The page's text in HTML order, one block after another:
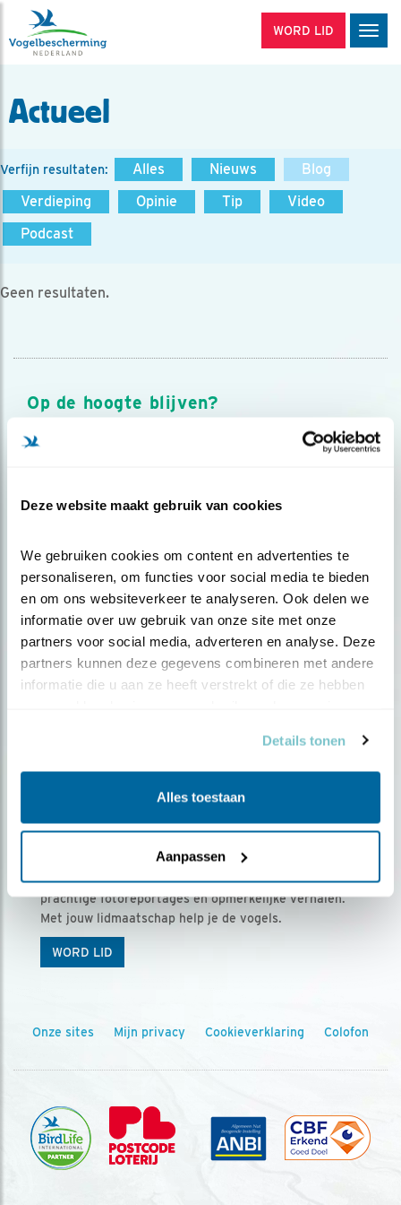
Deze website maakt gebruik van cookies
We gebruiken cookies om content en advertenties te
personaliseren, om functies voor social media te bieden
en om ons websiteverkeer te analyseren. Ook delen we
informatie over uw gebruik van onze site met onze
partners voor social media, adverteren en analyse. Deze
partners kunnen deze gegevens combineren met andere
informatie die u aan ze heeft verstrekt of die ze hebben
Details tonen
Alles toestaan
Aanpassen
WORD LID
Actueel
Verfijn resultaten: Alles Nieuws
Blog
Verdieping
Opinie Tip
Video
Podcast
Geen resultaten.
Op de hoogte blijven?
Meld je aan en ontvang nieuws, inspiratie, acties en tips
over vogels en activiteiten van Vogelbescherming.
Ontvang 5 x Vogels voor € 36,00 per jaar
Vogels is het tijdschrift voor onze leden, met
prachtige fotoreportages en opmerkelijke verhalen.
Met jouw lidmaatschap help je de vogels.
WORD LID
Onze sites Mijn privacy Cookieverklaring Colofon